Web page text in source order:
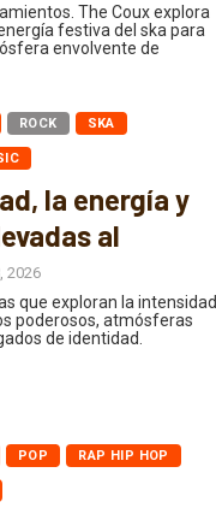
The Coux explora
festiva del ska para
envolvente de
ROCK SKA
la energía y
al
2026
que exploran la intensidad
poderosos, atmósferas
de identidad.
POP RAP HIP HOP